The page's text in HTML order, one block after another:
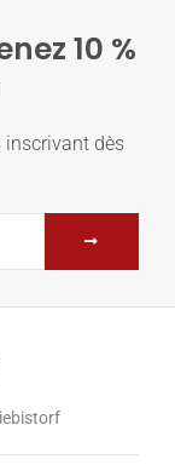
10 %
inscrivant dès